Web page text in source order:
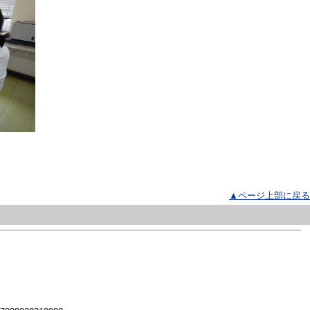
▲ページ上部に戻る